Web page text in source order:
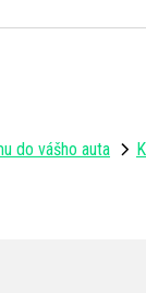
do vášho auta